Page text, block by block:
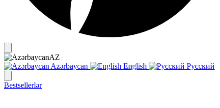
AZ
Azərbaycan
English Русский
Bestsellerlər